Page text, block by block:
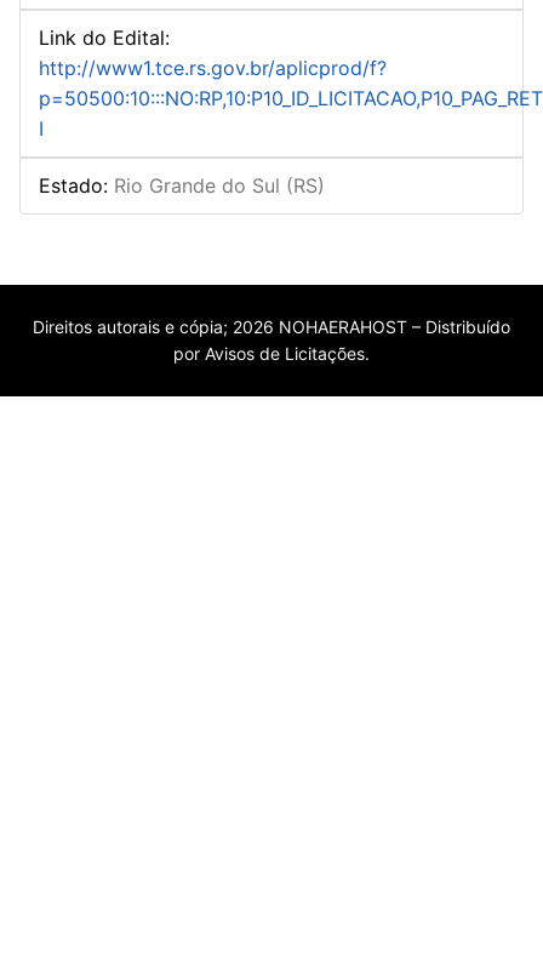
Link do Edital:
http://www1.tce.rs.gov.br/aplicprod/f?
I
Estado: Rio Grande do Sul (RS)
Direitos autorais e cópia; 2026 NOHAERAHOST – Distribuído
por Avisos de Licitações.